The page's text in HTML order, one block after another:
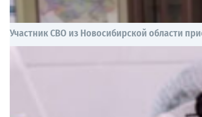
Участник СВО из Новосибирской области